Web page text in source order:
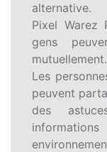
alternative.
Pixel Warez
gens
mutuellement.
Les
peuvent
des